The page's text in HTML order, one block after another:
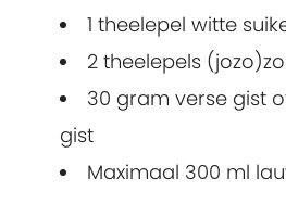
1 theelepel witte
2 theelepels
30 gram verse gist
gist
Maximaal 300 ml